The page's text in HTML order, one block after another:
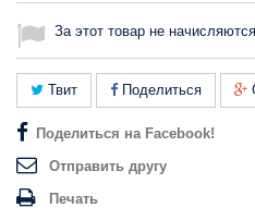
За этот товар не
Твит Поделиться
Поделиться на Facebook!
Отправить другу
Печать